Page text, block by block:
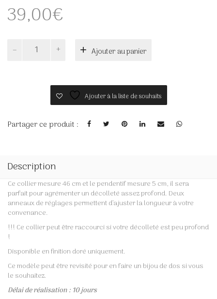
39,00€
de
Ajouter au panier
Ajouter à la liste de souhaits
Partager ce produit :
Description
Ce collier mesure 46 cm et le pendentif mesure 5 cm, il sera
parfait pour agrémenter un décolleté assez profond. Deux
anneaux de réglages permettent d’ajuster la longueur à votre
convenance.
!!! Ce collier peut être raccourci si votre décolleté est peu profond
!
Disponible en finition doré uniquement.
Ce modèle peut être revisité pour en faire un bijou de dos si vous
le souhaitez.
Délai de réalisation : 10 jours